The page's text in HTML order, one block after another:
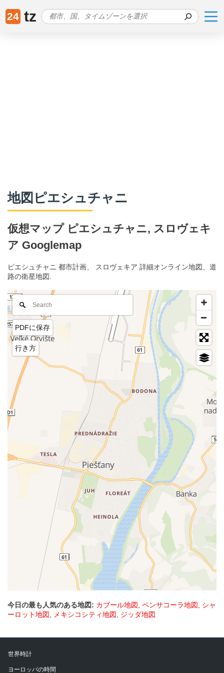
24 tz
地図ピエシュチャニ
仮想マップ ピエシュチャニ, スロヴェキ
ア Googlemap
ピエシュチャニ 都市計画、 スロヴェキア 詳細オンライン地図、道
路の衛星地図.
PDFに保存
行き方
今日の最も人気のある地図: カブール地図, ペンサコーラ地図, シャ
ーロット地図, メキシコシティ地図, ジッダ地図
世界時計
ヨーロッパの時間